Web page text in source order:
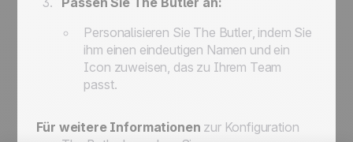
Personalisieren Sie The Butler, indem Sie
ihm einen eindeutigen Namen und ein
Icon zuweisen, das zu Ihrem Team
passt.
Für weitere Informationen zur Konfiguration